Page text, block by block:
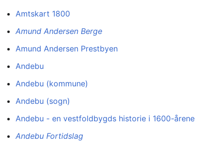
Amtskart 1800
Amund Andersen Berge
Amund Andersen Prestbyen
Andebu
Andebu (kommune)
Andebu (sogn)
Andebu - en vestfoldbygds historie i 1600-årene
Andebu Fortidslag